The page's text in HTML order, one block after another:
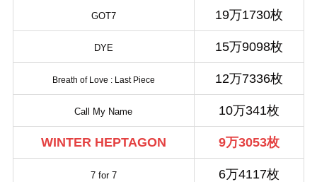
GOT7 19万1730枚
DYE 15万9098枚
Breath of Love : Last Piece 12万7336枚
Call My Name 10万341枚
WINTER HEPTAGON 9万3053枚
7 for 7 6万4117枚